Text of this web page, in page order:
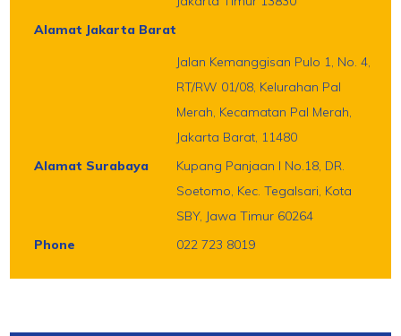
Alamat Jakarta Barat
Jalan Kemanggisan Pulo 1, No. 4,
RT/RW 01/08, Kelurahan Pal
Merah, Kecamatan Pal Merah,
Jakarta Barat, 11480
Alamat Surabaya
Kupang Panjaan I No.18, DR.
Soetomo, Kec. Tegalsari, Kota
SBY, Jawa Timur 60264
Phone
022 723 8019